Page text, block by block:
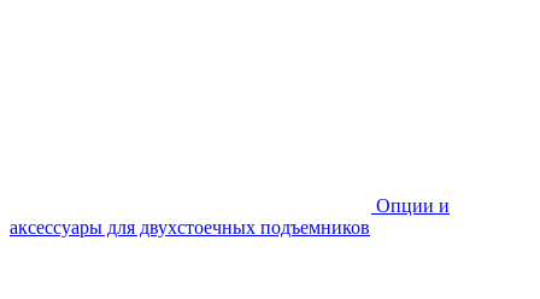
Опции и
аксессуары для двухстоечных подъемников